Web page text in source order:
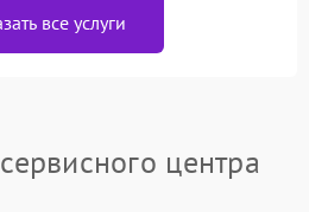
все услуги
центра